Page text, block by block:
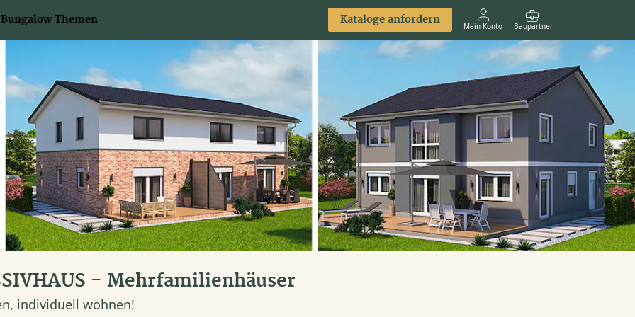
Bungalow Themen Kataloge anfordern Mein Konto
Anmelden
Baupartner
- Mehrfamilienhäuser
individuell wohnen!